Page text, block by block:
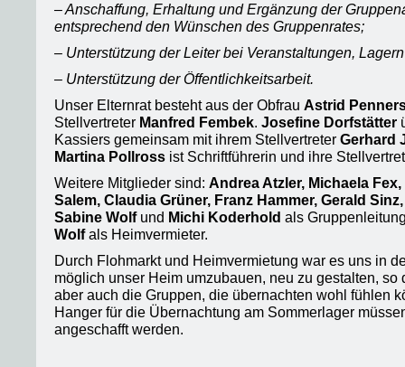
– Anschaffung, Erhaltung und Ergänzung der
entsprechend den Wünschen des Gruppenrates;
– Unterstützung der Leiter bei Veranstaltungen,
– Unterstützung der Öffentlichkeitsarbeit.
Unser Elternrat besteht aus der Obfrau Astrid
Stellvertreter Manfred Fembek. Josefine Dorfstätter
Kassiers gemeinsam mit ihrem Stellvertreter Gerhard
Martina Pollross ist Schriftführerin und ihre
Weitere Mitglieder sind: Andrea Atzler, Michaela
Salem, Claudia Grüner, Franz Hammer, Gerald
Sabine Wolfund Michi Koderhold als
Wolfals Heimvermieter.
Durch Flohmarkt und Heimvermietung war es uns in
möglich unser Heim umzubauen, neu zu gestalten, so
aber auch die Gruppen, die übernachten wohl fühlen
Hanger für die Übernachtung am Sommerlager
angeschafft werden.